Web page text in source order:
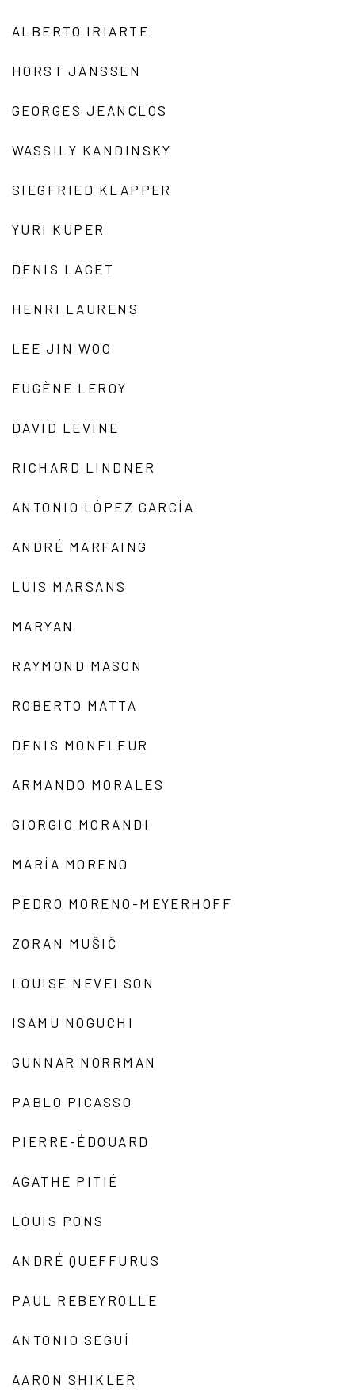
ALBERTO IRIARTE
HORST JANSSEN
GEORGES JEANCLOS
WASSILY KANDINSKY
SIEGFRIED KLAPPER
YURI KUPER
DENIS LAGET
HENRI LAURENS
LEE JIN WOO
EUGÈNE LEROY
DAVID LEVINE
RICHARD LINDNER
ANTONIO LÓPEZ GARCÍA
ANDRÉ MARFAING
LUIS MARSANS
MARYAN
RAYMOND MASON
ROBERTO MATTA
DENIS MONFLEUR
ARMANDO MORALES
GIORGIO MORANDI
MARÍA MORENO
PEDRO MORENO-MEYERHOFF
ZORAN MUŠIČ
LOUISE NEVELSON
ISAMU NOGUCHI
GUNNAR NORRMAN
PABLO PICASSO
PIERRE-ÉDOUARD
AGATHE PITIÉ
LOUIS PONS
ANDRÉ QUEFFURUS
PAUL REBEYROLLE
ANTONIO SEGUÍ
AARON SHIKLER